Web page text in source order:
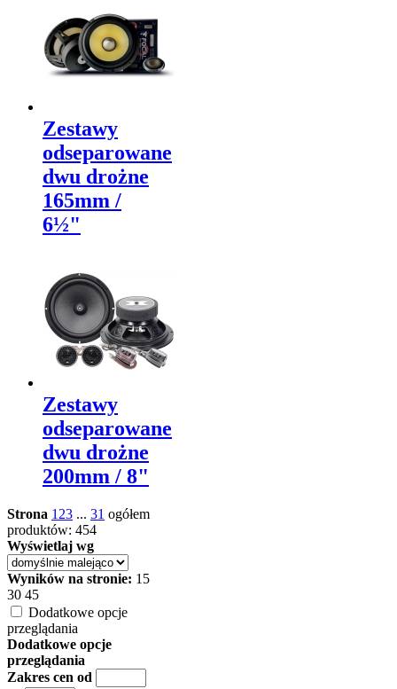
Zestawy
odseparowane
dwu drożne
165mm /
6½"
Zestawy
odseparowane
dwu drożne
200mm / 8"
Strona 1 23 ... 31 ogółem
produktów: 454
Wyświetlaj wg
Wyników na stronie: 15
30 45
Dodatkowe opcje
przeglądania
Dodatkowe opcje
przeglądania
Zakres cen od